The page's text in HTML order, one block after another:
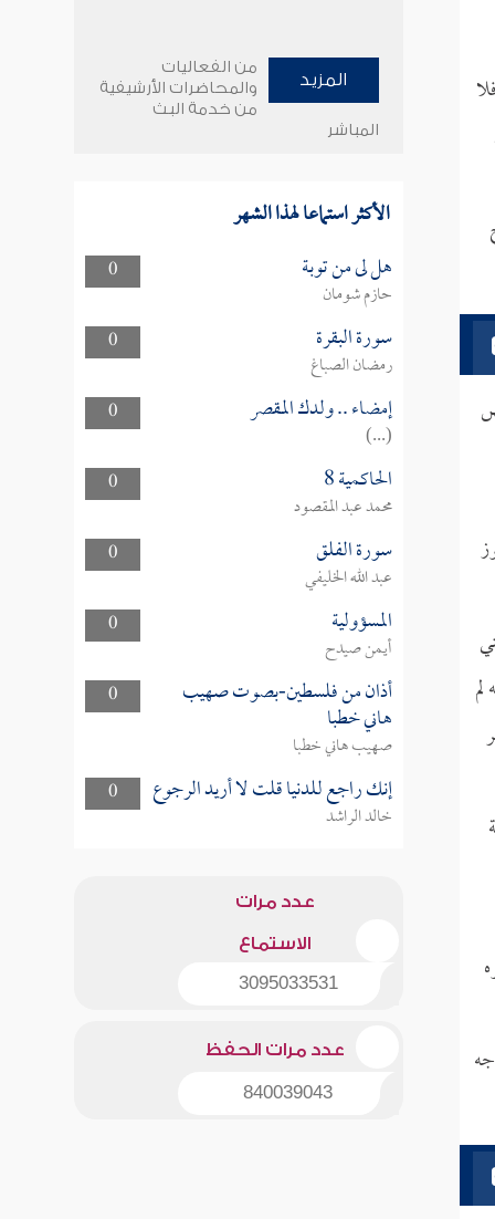
المزيد
من الفعاليات
والمحاضرات الأرشيفية
من خدمة البث
المباشر
الأكثر استماعا لهذا الشهر
0 هل لى من توبة
حازم شومان
0
سورة البقرة
رمضان الصباغ
0
إمضاء .. ولدك المقصر
(...)
0
الحاكمية 8
محمد عبد المقصود
0
سورة الفلق
عبد الله الخليفي
0
المسؤولية
أيمن صيدح
0
أذان من فلسطين-بصوت صهيب
هاني خطبا
صهيب هاني خطبا
0
إنك راجع للدنيا قلت لا أريد الرجوع
خالد الراشد
عدد مرات
الاستماع
3095033531
عدد مرات الحفظ
840039043